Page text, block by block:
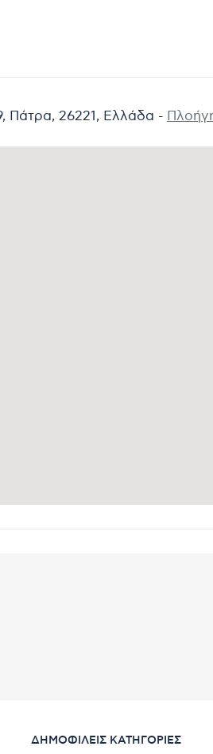
Πάτρα, 26221, Ελλάδα -
ΔΗΜΟΦΙΛΕΊΣ ΚΑΤΗΓΟΡΊΕΣ